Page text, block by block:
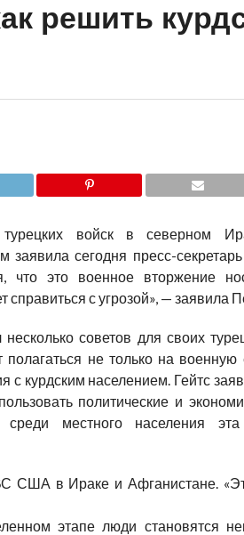
решить
турецких войск в северном
заявила сегодня пресс-
это военное вторжение
справиться с угрозой», — заявила
советов для своих
не только на военную
с курдским населением. Гейтс
политические и
местного населения эта
США в Ираке и Афганистане.
этапе люди становятся